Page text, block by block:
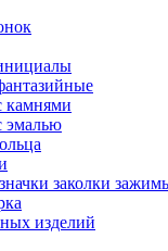
камнями
эмалью
заколки
изделий